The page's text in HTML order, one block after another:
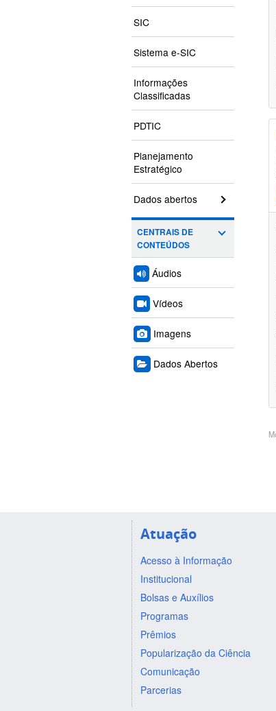
SIC
Sistema e-SIC
Informações
Classificadas
PDTIC
Planejamento
Estratégico
Dados abertos
CENTRAIS DE
CONTEÚDOS
Áudios
Vídeos
Imagens
Dados Abertos
Atuação
Acesso à Informação
Institucional
Bolsas e Auxílios
Programas
Prêmios
Popularização da Ciência
Comunicação
Parcerias